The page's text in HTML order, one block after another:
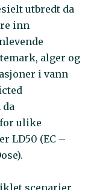
utbredt da
inn
alger og
i vann
ulike
LD50 (EC –